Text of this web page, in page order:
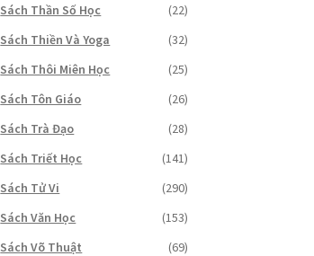
Sách Thần Số Học
(22)
Sách Thiền Và Yoga
(32)
Sách Thôi Miên Học
(25)
Sách Tôn Giáo
(26)
Sách Trà Đạo
(28)
Sách Triết Học
(141)
Sách Tử Vi
(290)
Sách Văn Học
(153)
Sách Võ Thuật
(69)